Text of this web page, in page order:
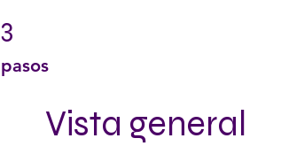
3
pasos
Vista general